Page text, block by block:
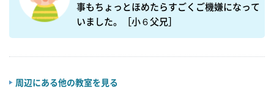
事もちょっとほめたらすごくご機嫌になって
いました。［小６父兄］
周辺にある他の教室を見る